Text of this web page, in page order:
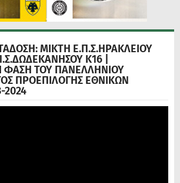
ΜΙΚΤΗ Ε.Π.Σ.ΗΡΑΚΛΕΙΟΥ
Κ16 |
ΦΑΣΗ ΤΟΥ ΠΑΝΕΛΛΗΝΙΟΥ
ΠΡΟΕΠΙΛΟΓΗΣ ΕΘΝΙΚΩΝ